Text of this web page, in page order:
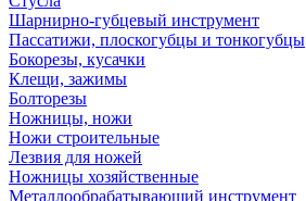
Шарнирно-губцевый инструмент
Пассатижи, плоскогубцы и тонкогубцы
Бокорезы, кусачки
Клещи, зажимы
Болторезы
Ножницы, ножи
Ножи строительные
Лезвия для ножей
Ножницы хозяйственные
Металлообрабатывающий инструмент